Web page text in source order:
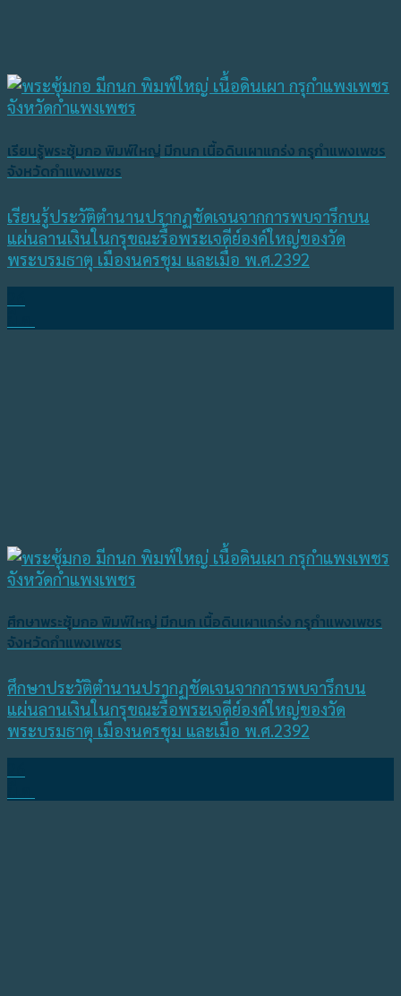
เรียนรู้พระซุ้มกอ พิมพ์ใหญ่ มีกนก เนื้อดินเผาแกร่ง กรุกำแพงเพชร
จังหวัดกำแพงเพชร
เรียนรู้ประวัติตำนานปรากฏชัดเจนจากการพบจารึกบน
แผ่นลานเงินในกรุขณะรื้อพระเจดีย์องค์ใหญ่ของวัด
พระบรมธาตุ เมืองนครชุม และเมื่อ พ.ศ.2392
ศึกษาพระซุ้มกอ พิมพ์ใหญ่ มีกนก เนื้อดินเผาแกร่ง กรุกำแพงเพชร
จังหวัดกำแพงเพชร
ศึกษาประวัติตำนานปรากฏชัดเจนจากการพบจารึกบน
แผ่นลานเงินในกรุขณะรื้อพระเจดีย์องค์ใหญ่ของวัด
พระบรมธาตุ เมืองนครชุม และเมื่อ พ.ศ.2392